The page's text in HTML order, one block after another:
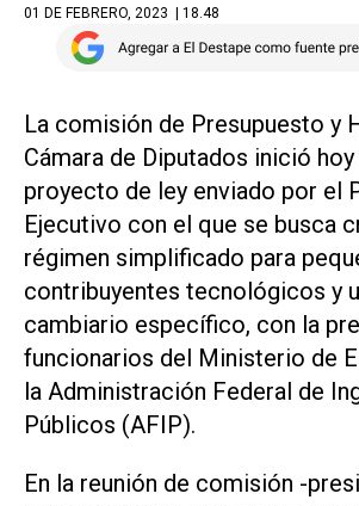
01 DE FEBRERO, 2023 | 18.48
La comisión de Presupuesto y
Cámara de Diputados inició
proyecto de ley enviado por el
Ejecutivo con el que se busca
régimen simplificado para
contribuyentes tecnológicos y
cambiario específico, con la
funcionarios del Ministerio de
la Administración Federal de
Públicos (AFIP).
En la reunión de comisión -